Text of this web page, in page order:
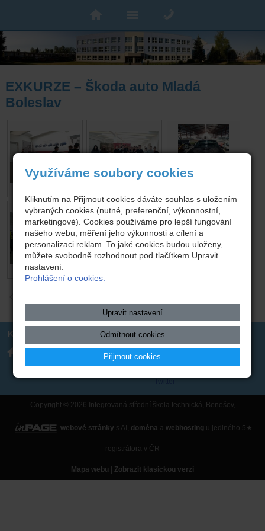
EXKURZE – Škoda auto Mladá
Boleslav
Kontakt
Integrovaná střední škola
317 723 131
skola(zavináč)isstbn.cz
Datová schránka: rzpw2gi
Twitter
Copyright © 2026 Integrovaná střední škola technická, Benešov,
webové stránky s AI, doména a webhosting u jediného 5★
registrátora v ČR
Mapa webu Zobrazit klasickou verzi
Využíváme soubory cookies
Kliknutím na Přijmout cookies dáváte souhlas s uložením
vybraných cookies (nutné, preferenční, výkonnostní,
marketingové). Cookies používáme pro lepší fungování
našeho webu, měření jeho výkonnosti a cílení a
personalizaci reklam. To jaké cookies budou uloženy,
můžete svobodně rozhodnout pod tlačítkem Upravit
nastavení.
Prohlášení o cookies.
Upravit nastavení
Odmítnout cookies
Přijmout cookies